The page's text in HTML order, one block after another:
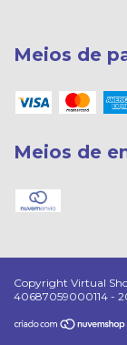
Meios de
Meios de
Copyright Virtual
40687059000114 -